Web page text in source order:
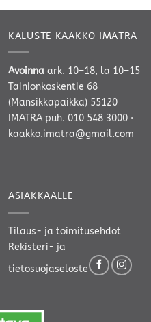
KALUSTE KAAKKO IMATRA
Avoinna ark. 10–18, la 10–15
Tainionkoskentie 68
(Mansikkapaikka) 55120
IMATRA puh. 010 548 3000 ·
kaakko.imatra@gmail.com
ASIAKKAALLE
Tilaus- ja toimitusehdot
Rekisteri- ja
tietosuojaseloste